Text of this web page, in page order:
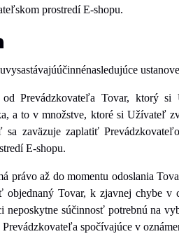
prostredí E-shopu.
sastávajúúčinnénasledujúce
Prevádzkovateľa Tovar, ktorý
a to v množstve, ktoré si Užívateľ
sa zaväzuje zaplatiť
E-shopu.
právo až do momentu odoslania
objednaný Tovar, k zjavnej chybe
neposkytne súčinnosť potrebnú na
Prevádzkovateľa spočívajúce v